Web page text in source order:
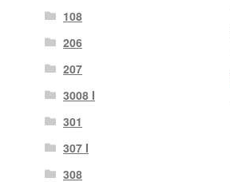
108
206
207
3008 I
301
307 I
308